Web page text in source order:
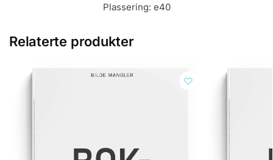
Plassering: e40
Relaterte produkter